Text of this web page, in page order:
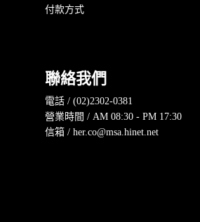
付款方式
聯絡我們
電話 / (02)2302-0381
營業時間 / AM 08:30 - PM 17:30
信箱 / her.co@msa.hinet.net